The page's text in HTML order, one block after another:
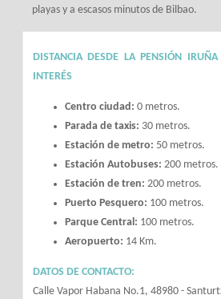
playas y a escasos minutos de Bilbao.
DISTANCIA DESDE LA PENSIÓN
INTERÉS
Centro ciudad: 0 metros.
Parada de taxis: 30 metros.
Estación de metro: 50 metros.
Estación Autobuses: 200 metros.
Estación de tren: 200 metros.
Puerto Pesquero: 100 metros.
Parque Central: 100 metros.
Aeropuerto: 14 Km.
DATOS DE CONTACTO:
Calle Vapor Habana No.1, 48980 -